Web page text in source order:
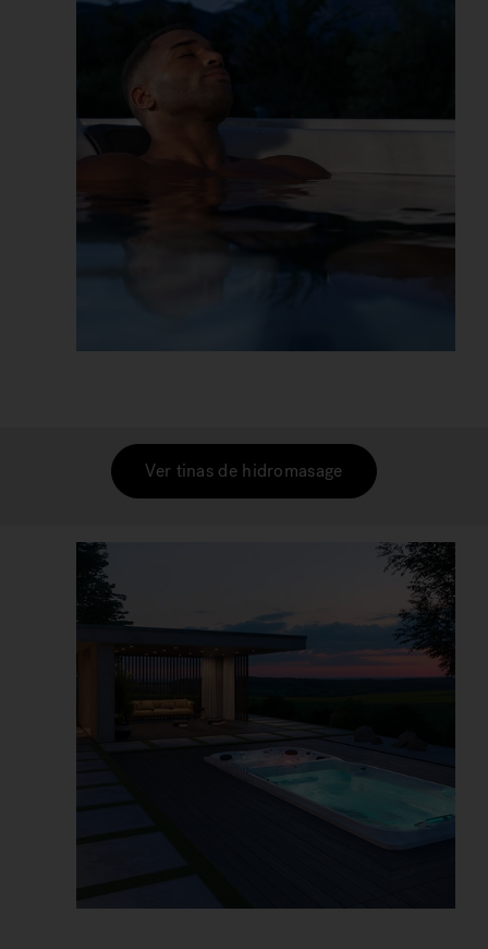
Ver tinas de hidromasage